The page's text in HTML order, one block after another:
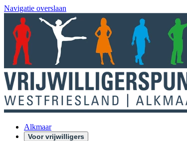
Navigatie overslaan
Alkmaar
Voor vrijwilligers